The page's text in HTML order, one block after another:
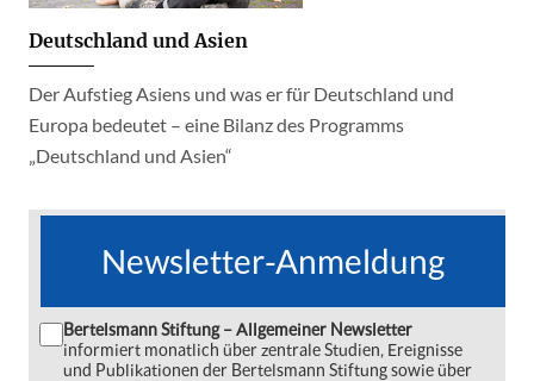
Deutschland und Asien
Der Aufstieg Asiens und was er für Deutschland und
Europa bedeutet – eine Bilanz des Programms
„Deutschland und Asien“
Newsletter-Anmeldung
Bertelsmann Stiftung – Allgemeiner Newsletter
informiert monatlich über zentrale Studien, Ereignisse
und Publikationen der Bertelsmann Stiftung sowie über